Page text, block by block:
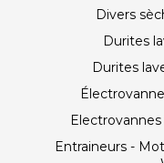
Divers
Durites
Durites
Entraineurs -